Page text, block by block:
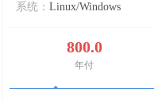
系统： Linux/Windows
800.0
年付